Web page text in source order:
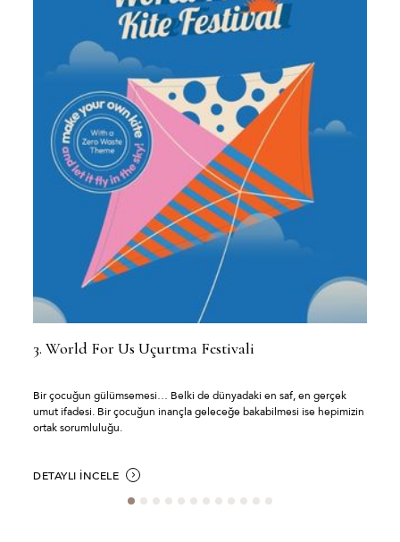
3.⁠ ⁠World For Us Uçurtma Festivali
Bir çocuğun gülümsemesi… Belki de dünyadaki en saf, en gerçek
umut ifadesi. Bir çocuğun inançla geleceğe bakabilmesi ise hepimizin
ortak sorumluluğu.
DETAYLI İNCELE